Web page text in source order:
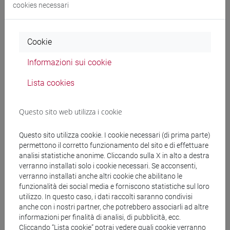
giappone
Insegnamenti mutuati
ESERCITAZIONI DI LINGUA GIAPPONESE 3
Struttura generale dell'insegnamento
LINGUA GIAPPONESE 3 MOD.2
ESERCITAZIONI DI LINGUA GIAPPONESE 3
MOD. 2A
ESERCITAZIONI DI LINGUA
GIAPPONESE 3 MOD. 2A Cognomi A-E
cookies necessari
Cookie
Informazioni sui cookie
Lista cookies
Questo sito web utilizza i cookie
Questo sito utilizza cookie. I cookie necessari (di prima parte)
permettono il corretto funzionamento del sito e di effettuare
analisi statistiche anonime. Cliccando sulla X in alto a destra
verranno installati solo i cookie necessari. Se acconsenti,
verranno installati anche altri cookie che abilitano le
funzionalità dei social media e forniscono statistiche sul loro
utilizzo. In questo caso, i dati raccolti saranno condivisi
anche con i nostri partner, che potrebbero associarli ad altre
informazioni per finalità di analisi, di pubblicità, ecc.
Cliccando “Lista cookie” potrai vedere quali cookie verranno